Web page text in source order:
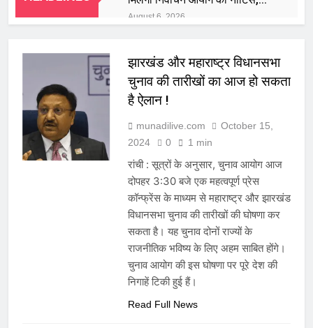
जवाब देने के बाद ही फाइनल वोटर
लिस्ट में जुड़ सकेगा नाम
August 6, 2026
August 6, 2026
झारखंड को मिली आधुनिक फायर
सेफ्टी की सौगात, CM हेमंत सोरेन ने
58 अत्याधुनिक अग्निशमन वाहनों को
August 6, 2026
JPSC-JSSC आंदोलन: सरकार से
वार्ता के लिए छात्रों ने बनाई 11
वरिष्ठ पत्रकार भी शामिल
लातेहार में ACB का बड़ा एक्शन: 10
हजार की रिश्वत लेते पंचायत सचिव
रंगे हाथ गिरफ्तार
August 6, 2026
JPSC आंदोलन में जयराम महतो की
एंट्री, छात्रों के समर्थन में अनशन का
ऐलान; विधानसभा सत्र के बीच बढ़ा
सियासी दबाव
August 6, 2026
टाटा ट्रस्ट्स का बड़ा ऐलान: देशभर में
बनेंगे 40-50 किफायती जनरल
हॉस्पिटल, हेल्थ और एजुकेशन सेक्टर
में होगा बड़ा निवेश
राजपाल यादव के शाहजहांपुर वाले घर
झारखंड और महाराष्ट्र विधानसभा
चुनाव की तारीखों का आज हो सकता
है ऐलान !
munadilive.com
October 15,
2024
0 1 min
रांची : सूत्रों के अनुसार, चुनाव आयोग आज
दोपहर 3:30 बजे एक महत्वपूर्ण प्रेस
कॉन्फ्रेंस के माध्यम से महाराष्ट्र और झारखंड
विधानसभा चुनाव की तारीखों की घोषणा कर
सकता है। यह चुनाव दोनों राज्यों के
राजनीतिक भविष्य के लिए अहम साबित होंगे।
चुनाव आयोग की इस घोषणा पर पूरे देश की
निगाहें टिकी हुई हैं।
Read Full News